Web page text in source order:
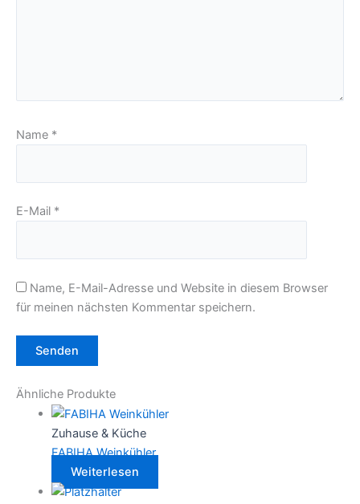
Name *
E-Mail *
Name, E-Mail-Adresse und Website in diesem Browser
für meinen nächsten Kommentar speichern.
Ähnliche Produkte
Zuhause & Küche
FABIHA Weinkühler
Weiterlesen